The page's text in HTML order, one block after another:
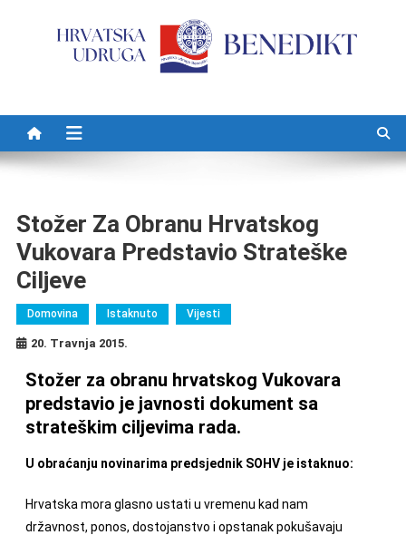
Stožer Za Obranu Hrvatskog
Vukovara Predstavio Strateške
Ciljeve
Domovina Istaknuto Vijesti
20. Travnja 2015.
Stožer za obranu hrvatskog Vukovara
predstavio je javnosti dokument sa
strateškim ciljevima rada.
U obraćanju novinarima predsjednik SOHV je istaknuo:
Hrvatska mora glasno ustati u vremenu kad nam
državnost, ponos, dostojanstvo i opstanak pokušavaju